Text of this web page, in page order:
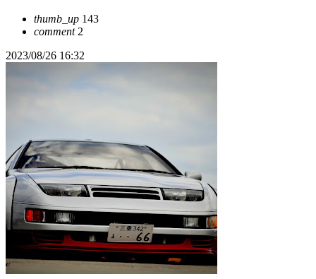
thumb_up 143
comment2
2023/08/26 16:32